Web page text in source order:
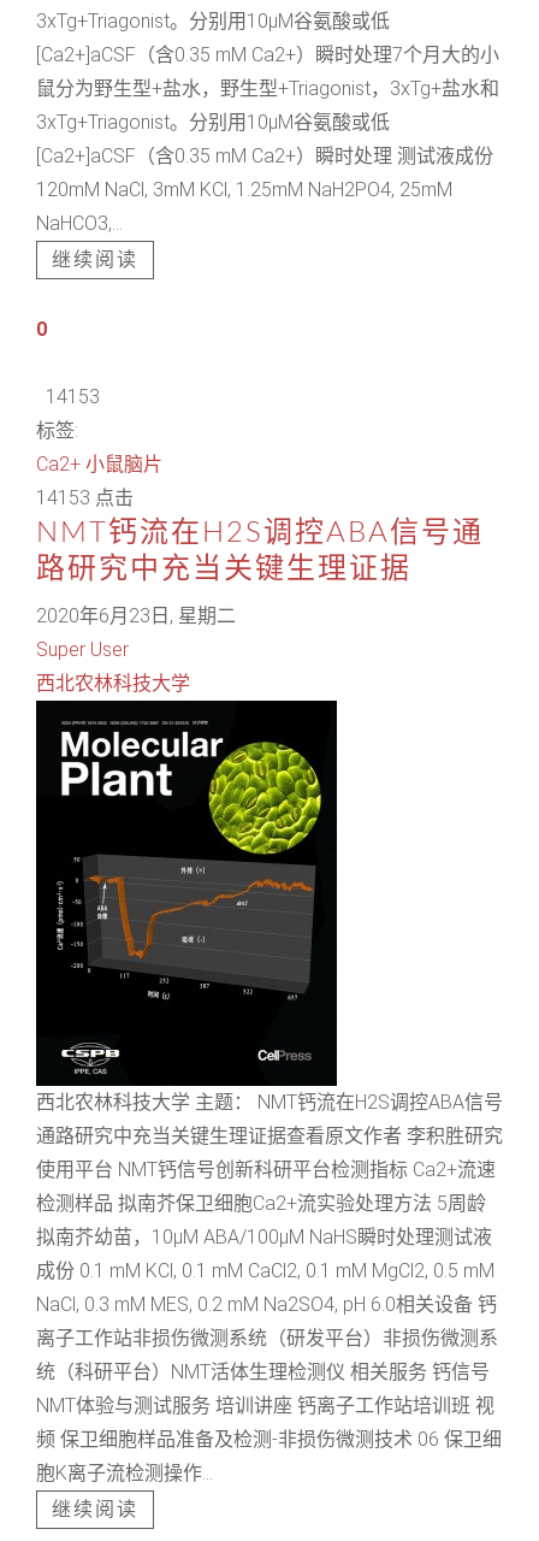
3xTg+Triagonist。分别用10μM谷氨酸或低
[Ca2+]aCSF（含0.35 mM Ca2+）瞬时处理7个月大的小
鼠分为野生型+盐水，野生型+Triagonist，3xTg+盐水和
3xTg+Triagonist。分别用10μM谷氨酸或低
[Ca2+]aCSF（含0.35 mM Ca2+）瞬时处理 测试液成份
120mM NaCl, 3mM KCl, 1.25mM NaH2PO4, 25mM
NaHCO3,...
继续阅读
0
14153
标签:
Ca2+ 小鼠脑片
14153 点击
NMT钙流在H2S调控ABA信号通
路研究中充当关键生理证据
2020年6月23日, 星期二
Super User
西北农林科技大学
西北农林科技大学 主题： NMT钙流在H2S调控ABA信号
通路研究中充当关键生理证据查看原文作者 李积胜研究
使用平台 NMT钙信号创新科研平台检测指标 Ca2+流速
检测样品 拟南芥保卫细胞Ca2+流实验处理方法 5周龄
拟南芥幼苗，10μM ABA/100μM NaHS瞬时处理测试液
成份 0.1 mM KCl, 0.1 mM CaCl2, 0.1 mM MgCl2, 0.5 mM
NaCl, 0.3 mM MES, 0.2 mM Na2SO4, pH 6.0相关设备 钙
离子工作站非损伤微测系统（研发平台）非损伤微测系
统（科研平台）NMT活体生理检测仪 相关服务 钙信号
NMT体验与测试服务 培训讲座 钙离子工作站培训班 视
频 保卫细胞样品准备及检测-非损伤微测技术 06 保卫细
胞K离子流检测操作...
继续阅读